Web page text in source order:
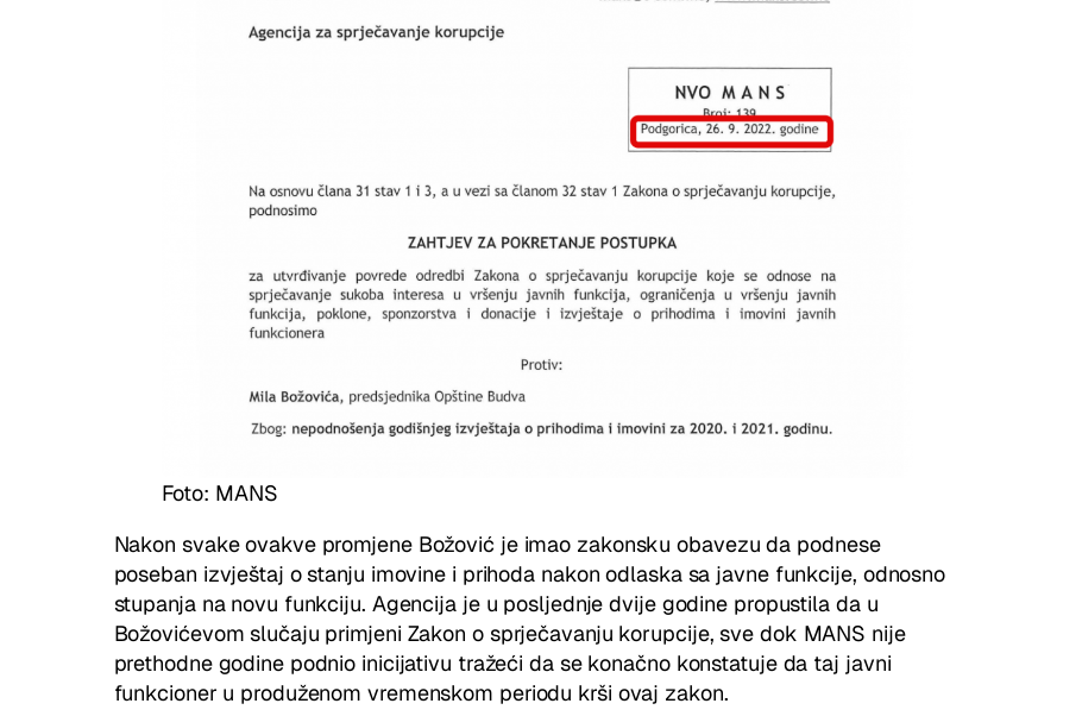
Foto: MANS
Nakon svake ovakve promjene Božović je imao zakonsku obavezu da podnese
poseban izvještaj o stanju imovine i prihoda nakon odlaska sa javne funkcije, odnosno
stupanja na novu funkciju. Agencija je u posljednje dvije godine propustila da u
Božovićevom slučaju primjeni Zakon o sprječavanju korupcije, sve dok MANS nije
prethodne godine podnio inicijativu tražeći da se konačno konstatuje da taj javni
funkcioner u produženom vremenskom periodu krši ovaj zakon.